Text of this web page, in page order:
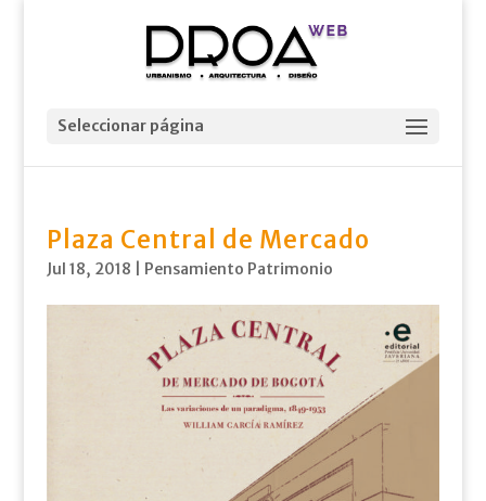
Seleccionar página
Plaza Central de Mercado
Jul 18, 2018 Pensamiento Patrimonio